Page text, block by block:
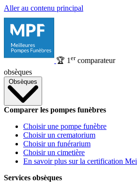
Aller au contenu principal
🏆 1 ercomparateur
obsèques
Obsèques
Comparer les pompes funèbres
Choisir une pompe funèbre
Choisir un crematorium
Choisir un funérarium
Choisir un cimetière
En savoir plus sur la certification
Services obsèques